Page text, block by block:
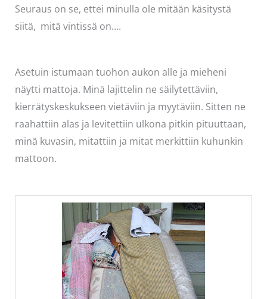
Seuraus on se, ettei minulla ole mitään käsitystä
siitä, mitä vintissä on….
Asetuin istumaan tuohon aukon alle ja mieheni
näytti mattoja. Minä lajittelin ne säilytettäviin,
kierrätyskeskukseen vietäviin ja myytäviin. Sitten ne
raahattiin alas ja levitettiin ulkona pitkin pituuttaan,
minä kuvasin, mitattiin ja mitat merkittiin kuhunkin
mattoon.